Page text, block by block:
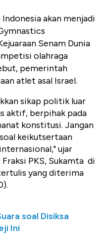
Indonesia akan menjadi
Senam Dunia
olahraga
pemerintah
atlet asal Israel.
sikap politik luar
aktif, berpihak pada
konstitusi. Jangan
keikutsertaan
ujar
PKS, Sukamta di
yang diterima
soal Disiksa
Ini